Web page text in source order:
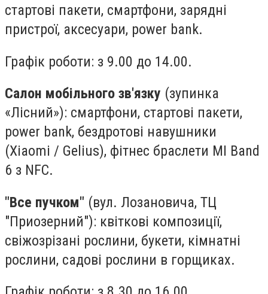
стартові пакети, смартфони, зарядні
пристрої, аксесуари, power bank.
Графік роботи: з 9.00 до 14.00.
Салон мобільного зв'язку (зупинка
«Лісний»): смартфони, стартові пакети,
power bank, бездротові навушники
(Xiaomi / Gelius), фітнес браслети MI Band
6 з NFC.
"Все пучком" (вул. Лозановича, ТЦ
"Приозерний"): квіткові композиції,
свіжозрізані рослини, букети, кімнатні
рослини, садові рослини в горщиках.